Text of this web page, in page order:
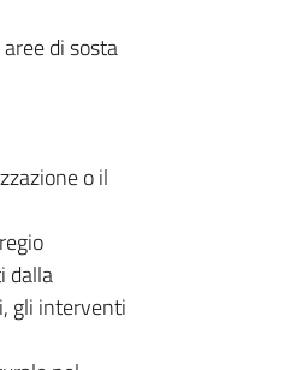
di sosta
o il
dalla
gli interventi